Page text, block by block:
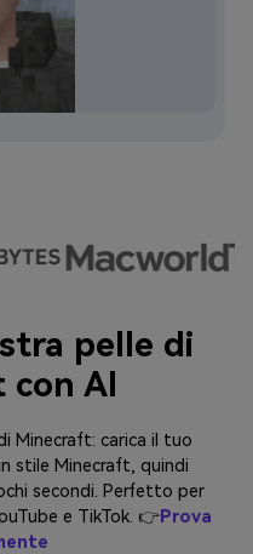
pelle di
con AI
Minecraft: carica il tuo
stile Minecraft, quindi
secondi. Perfetto per
e TikTok. 👉Prova